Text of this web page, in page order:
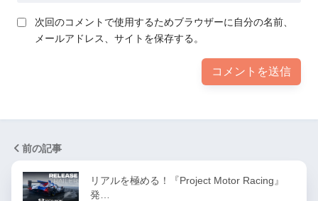
次回のコメントで使用するためブラウザーに自分の名前、
メールアドレス、サイトを保存する。
前の記事
リアルを極める！『Project Motor Racing』
発…